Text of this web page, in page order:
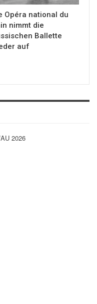
Opéra national du
nimmt die
Ballette
auf
2026